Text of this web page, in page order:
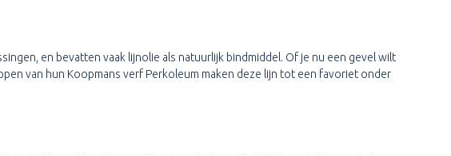
en bevatten vaak lijnolie als natuurlijk bindmiddel. Of je nu een gevel wilt
van hun Koopmans verf Perkoleum maken deze lijn tot een favoriet onder